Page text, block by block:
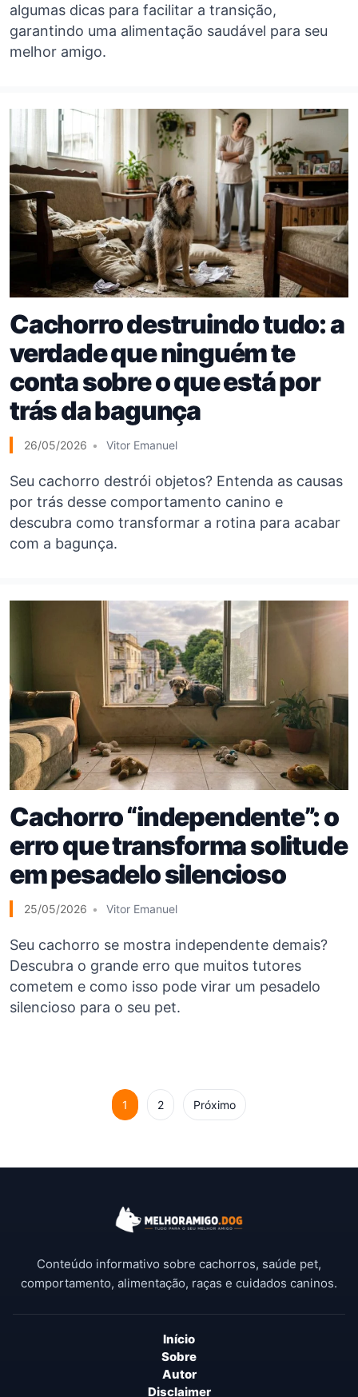
algumas dicas para facilitar a transição,
garantindo uma alimentação saudável para seu
melhor amigo.
Cachorro destruindo tudo: a
verdade que ninguém te
conta sobre o que está por
trás da bagunça
26/05/2026 Vitor Emanuel
Seu cachorro destrói objetos? Entenda as causas
por trás desse comportamento canino e
descubra como transformar a rotina para acabar
com a bagunça.
Cachorro “independente”: o
erro que transforma solitude
em pesadelo silencioso
25/05/2026 Vitor Emanuel
Seu cachorro se mostra independente demais?
Descubra o grande erro que muitos tutores
cometem e como isso pode virar um pesadelo
silencioso para o seu pet.
1 2 Próximo
Conteúdo informativo sobre cachorros, saúde pet,
comportamento, alimentação, raças e cuidados caninos.
Início
Sobre
Autor
Disclaimer